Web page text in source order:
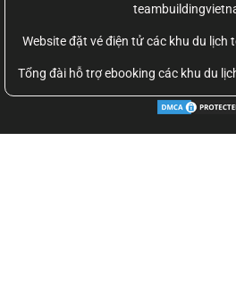
Website đặt vé điện tử các khu du lịch
Tổng đài hỗ trợ ebooking các khu du